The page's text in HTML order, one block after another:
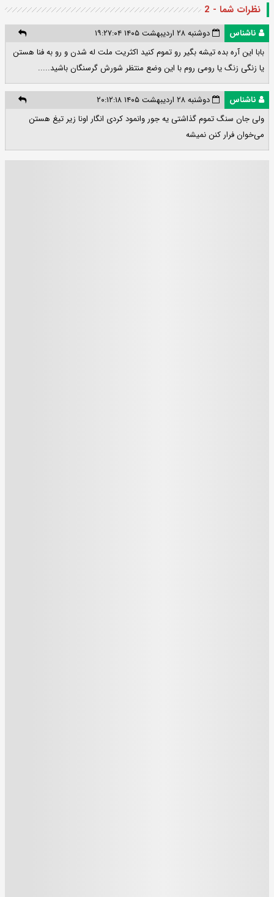
نظرات شما - 2
ناشناس
دوشنبه ۲۸ اردیبهشت ۱۴۰۵ ۱۹:۲۷:۰۴
بابا این آره بده تیشه بگیر رو تموم کنید اکثریت ملت له شدن و رو به فنا هستن
یا زنگی زنگ یا رومی روم با این وضع منتظر شورش گرسنگان باشید.....
ناشناس
دوشنبه ۲۸ اردیبهشت ۱۴۰۵ ۲۰:۱۲:۱۸
ولی جان سنگ تموم گذاشتی یه جور وانمود کردی انگار اونا زیر تیغ هستن
می‌خوان فرار کنن نمیشه